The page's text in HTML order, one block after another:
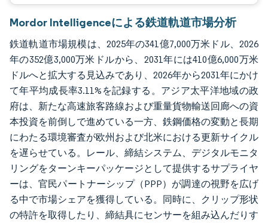
Mordor Intelligenceによる鉄道軌道市場分析
鉄道軌道市場規模は、2025年の341億7,000万米ドル、2026
年の352億3,000万米ドルから、2031年には410億6,000万米
ドルへと拡大する見込みであり、2026年から2031年にかけ
て年平均成長率3.11%を記録する。アジア太平洋地域の政
府は、新たな高速旅客路線および重量貨物輸送回廊への資
本投資を前倒しで進めている一方、鉄鋼価格の変動と長期
にわたる環境審査が欧州および北米における更新サイクル
を遅らせている。レール、締結システム、デジタルモニタ
リングをターンキーパッケージとして提供するサプライヤ
ーは、官民パートナーシップ（PPP）が調達の視野を広げ
る中で市場シェアを獲得している。同時に、クリップ形状
の特許を取得したり、締結具にセンサーを組み込んだりす